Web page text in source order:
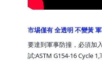
市埸僅有 全透明 不變黃
要達到軍事防撞，必須加
試:ASTM G154-16 Cycle 1,